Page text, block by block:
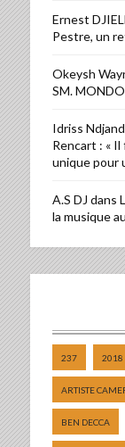
Ernest
Pestre, un
Okeysh
SM.
Idriss
Rencart : «
unique pour
A.S DJ dans
la musique
237 2018
ARTISTE
BEN DECCA